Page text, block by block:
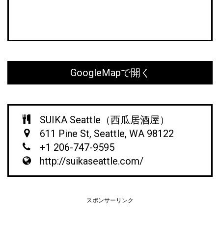
GoogleMapで開く
SUIKA Seattle（西瓜居酒屋）
611 Pine St, Seattle, WA 98122
+1 206-747-9595
http://suikaseattle.com/
スポンサーリンク